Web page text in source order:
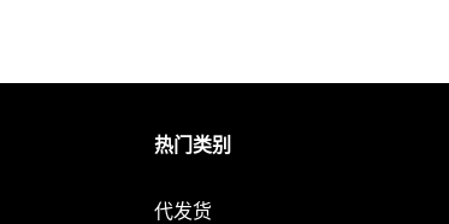
热门类别
代发货